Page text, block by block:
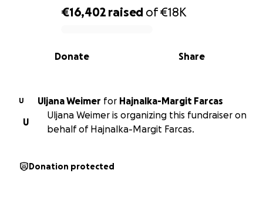
0% complete
€16,402 raised of€18K
Share
Donate
U Uljana Weimer for Hajnalka-Margit Farcas
U
Uljana Weimer is organizing this fundraiser on
behalf of Hajnalka-Margit Farcas.
Donation protected